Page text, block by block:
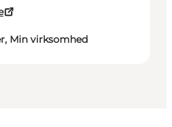
Min virksomhed